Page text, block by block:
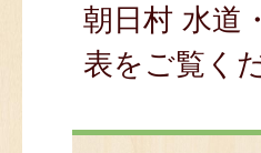
朝日村 水道
表をご覧く